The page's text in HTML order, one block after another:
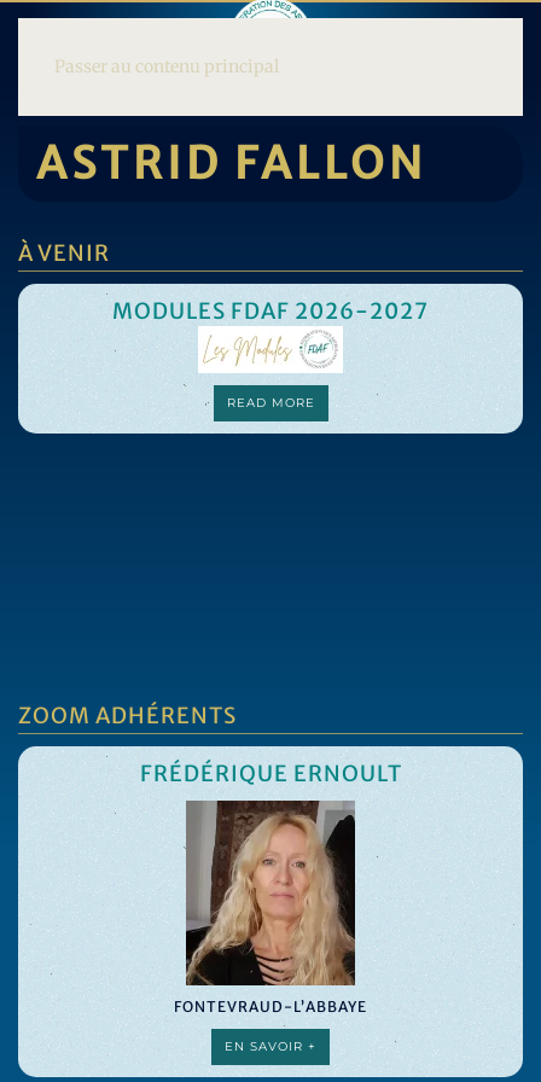
Passer au contenu principal
ASTRID FALLON
À VENIR
MODULES FDAF 2026-2027
READ MORE
ZOOM ADHÉRENTS
FRÉDÉRIQUE ERNOULT
FONTEVRAUD-L’ABBAYE
EN SAVOIR +